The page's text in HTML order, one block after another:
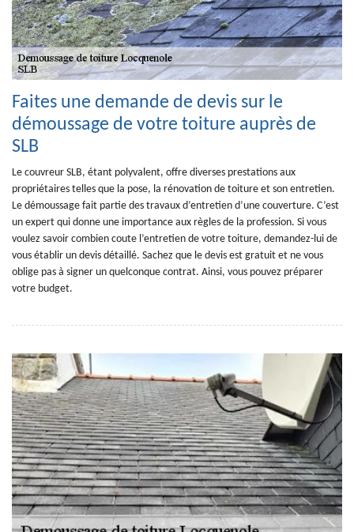
Faites une demande de devis sur le
démoussage de votre toiture auprès de
SLB
Le couvreur SLB, étant polyvalent, offre diverses prestations aux
propriétaires telles que la pose, la rénovation de toiture et son entretien.
Le démoussage fait partie des travaux d’entretien d’une couverture. C’est
un expert qui donne une importance aux règles de la profession. Si vous
voulez savoir combien coute l’entretien de votre toiture, demandez-lui de
vous établir un devis détaillé. Sachez que le devis est gratuit et ne vous
oblige pas à signer un quelconque contrat. Ainsi, vous pouvez préparer
votre budget.